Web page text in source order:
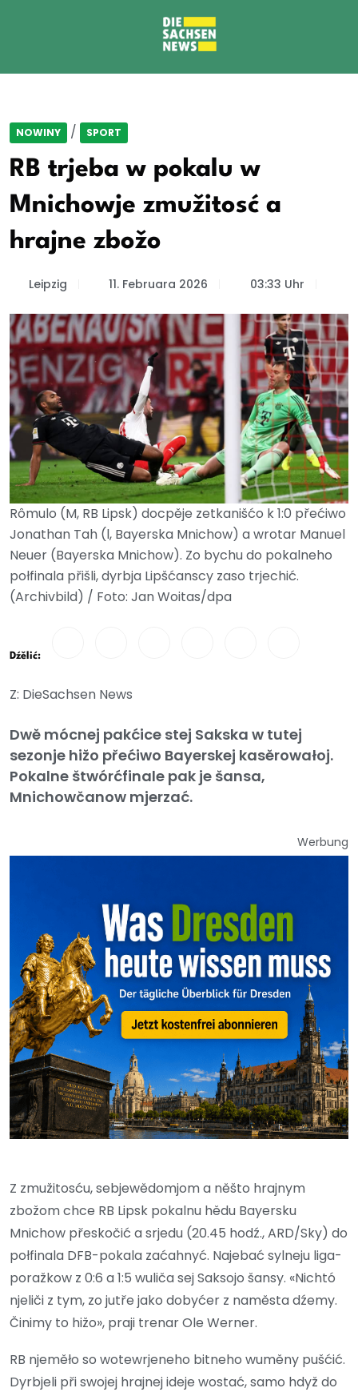
NOWINY / SPORT
RB trjeba w pokalu w
Mnichowje zmužitosć a
hrajne zbožo
Leipzig 11. Februara 2026 03:33 Uhr
Rômulo (M, RB Lipsk) docpěje zetkanišćo k 1:0 přećiwo
Jonathan Tah (l, Bayerska Mnichow) a wrotar Manuel
Neuer (Bayerska Mnichow). Zo bychu do pokalneho
połfinala přišli, dyrbja Lipšćanscy zaso trjechić.
(Archivbild) / Foto: Jan Woitas/dpa
Dźělić:
Z: DieSachsen News
Dwě mócnej pakćice stej Sakska w tutej
sezonje hižo přećiwo Bayerskej kasěrowałoj.
Pokalne štwórćfinale pak je šansa,
Mnichowčanow mjerzać.
Werbung
Z zmužitosću, sebjewědomjom a něšto hrajnym
zbožom chce RB Lipsk pokalnu hědu Bayersku
Mnichow přeskočić a srjedu (20.45 hodź., ARD/Sky) do
połfinala DFB-pokala zaćahnyć. Najebać sylneju liga-
poražkow z 0:6 a 1:5 wuliča sej Saksojo šansy. «Nichtó
njeliči z tym, zo jutře jako dobyćer z naměsta dźemy.
Činimy to hižo», praji trenar Ole Werner.
RB njeměło so wotewrjeneho bitneho wuměny pušćić.
Dyrbjeli při swojej hrajnej ideje wostać, samo hdyž do